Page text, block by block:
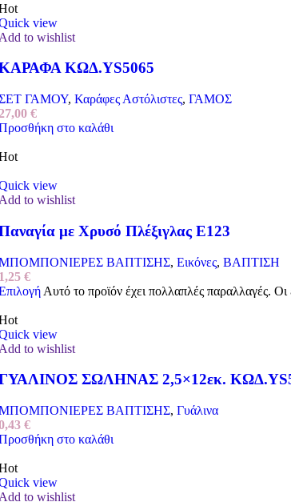
view
to wishlist
ΚΩΔ.YS5065
ΓΑΜΟΥ, Καράφες Αστόλιστες, ΓΑΜΟΣ
€
στο καλάθι
view
to wishlist
με Χρυσό Πλέξιγλας Ε123
ΒΑΠΤΙΣΗΣ, Εικόνες, ΒΑΠΤΙΣΗ
€
Αυτό το προϊόν έχει πολλαπλές παραλλαγές.
view
to wishlist
ΣΩΛΗΝΑΣ 2,5×12εκ.
ΒΑΠΤΙΣΗΣ, Γυάλινα
€
στο καλάθι
view
to wishlist